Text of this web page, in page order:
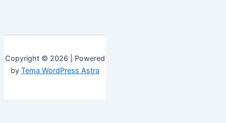
Copyright © 2026 | Powered
by Tema WordPress Astra